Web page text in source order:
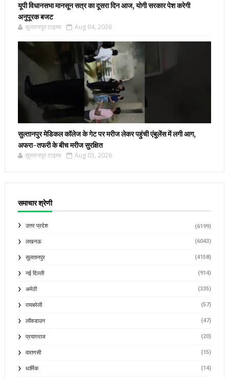
यूपी विधानसभा मानसून सत्र का दूसरा दिन आज, योगी सरकार पेश करेगी
अनुपूरक बजट
सुल्तानपुर टाइम्स Aug 04, 2026
सुल्तानपुर मेडिकल कॉलेज के गेट पर मरीज लेकर पहुंची एंबुलेंस में लगी आग,
अफरा-तफरी के बीच मरीज सुरक्षित
सुल्तानपुर टाइम्स Aug 03, 2026
समाचार श्रेणी
उत्तर प्रदेश (6199)
लखनऊ (6043)
सुलतानपुर (4158)
नई दिल्ली (914)
अमेठी (335)
रायबरेली (57)
लॉकडाउन (47)
प्रयागराज (20)
वाराणसी (15)
धार्मिक (14)